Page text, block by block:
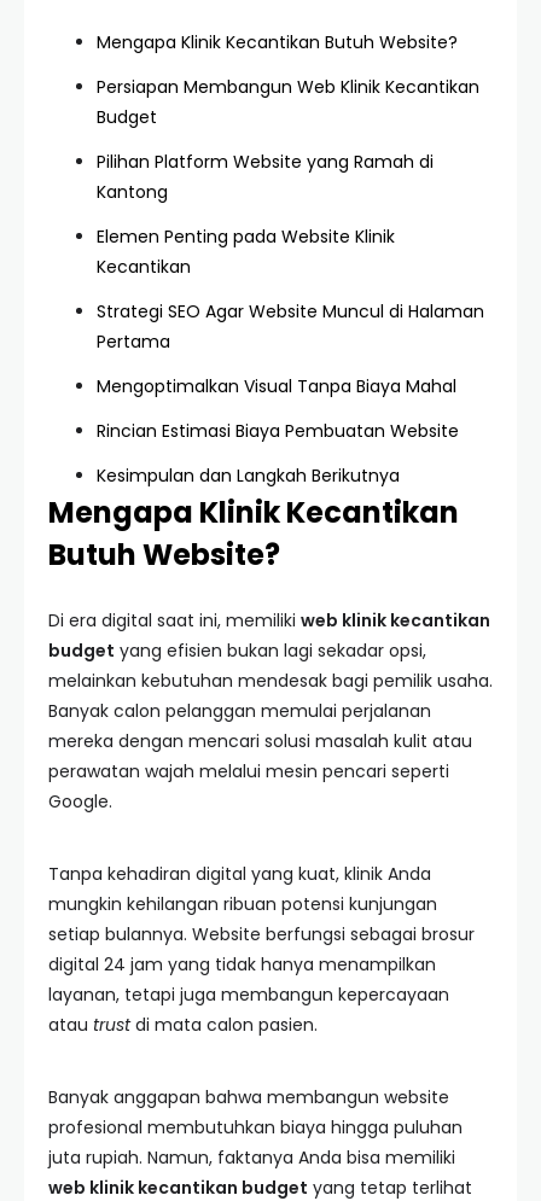
Mengapa Klinik Kecantikan Butuh Website?
Persiapan Membangun Web Klinik Kecantikan
Budget
Pilihan Platform Website yang Ramah di
Kantong
Elemen Penting pada Website Klinik
Kecantikan
Strategi SEO Agar Website Muncul di Halaman
Pertama
Mengoptimalkan Visual Tanpa Biaya Mahal
Rincian Estimasi Biaya Pembuatan Website
Kesimpulan dan Langkah Berikutnya
Mengapa Klinik Kecantikan
Butuh Website?
Di era digital saat ini, memiliki web klinik kecantikan
budget yang efisien bukan lagi sekadar opsi,
melainkan kebutuhan mendesak bagi pemilik usaha.
Banyak calon pelanggan memulai perjalanan
mereka dengan mencari solusi masalah kulit atau
perawatan wajah melalui mesin pencari seperti
Google.
Tanpa kehadiran digital yang kuat, klinik Anda
mungkin kehilangan ribuan potensi kunjungan
setiap bulannya. Website berfungsi sebagai brosur
digital 24 jam yang tidak hanya menampilkan
layanan, tetapi juga membangun kepercayaan
atau trustdi mata calon pasien.
Banyak anggapan bahwa membangun website
profesional membutuhkan biaya hingga puluhan
juta rupiah. Namun, faktanya Anda bisa memiliki
web klinik kecantikan budget yang tetap terlihat